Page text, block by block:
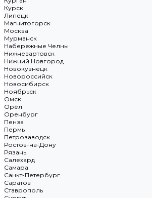
Курск
Липецк
Магнитогорск
Москва
Мурманск
Набережные Челны
Нижневартовск
Нижний Новгород
Новокузнецк
Новороссийск
Новосибирск
Ноябрьск
Омск
Орёл
Оренбург
Пенза
Пермь
Петрозаводск
Ростов-на-Дону
Рязань
Салехард
Самара
Санкт-Петербург
Саратов
Ставрополь